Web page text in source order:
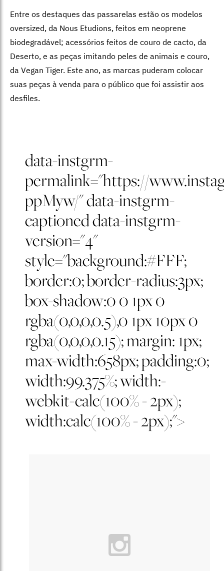
Entre os destaques das passarelas estão os modelos
oversized, da Nous Etudions, feitos em neoprene
biodegradável; acessórios feitos de couro de cacto, da
Deserto, e as peças imitando peles de animais e couro,
da Vegan Tiger. Este ano, as marcas puderam colocar
suas peças à venda para o público que foi assistir aos
desfiles.
data-instgrm-
permalink="https://
ppMyw/" data-instgrm-
captioned data-instgrm-
version="4"
style="background:#FFF;
border:0; border-radius:3px;
box-shadow:0 0 1px 0
rgba(0,0,0,0.5),0 1px 10px 0
rgba(0,0,0,0.15); margin: 1px;
max-width:658px; padding:0;
width:99.375%; width:-
webkit-calc(100% - 2px);
width:calc(100% - 2px);">